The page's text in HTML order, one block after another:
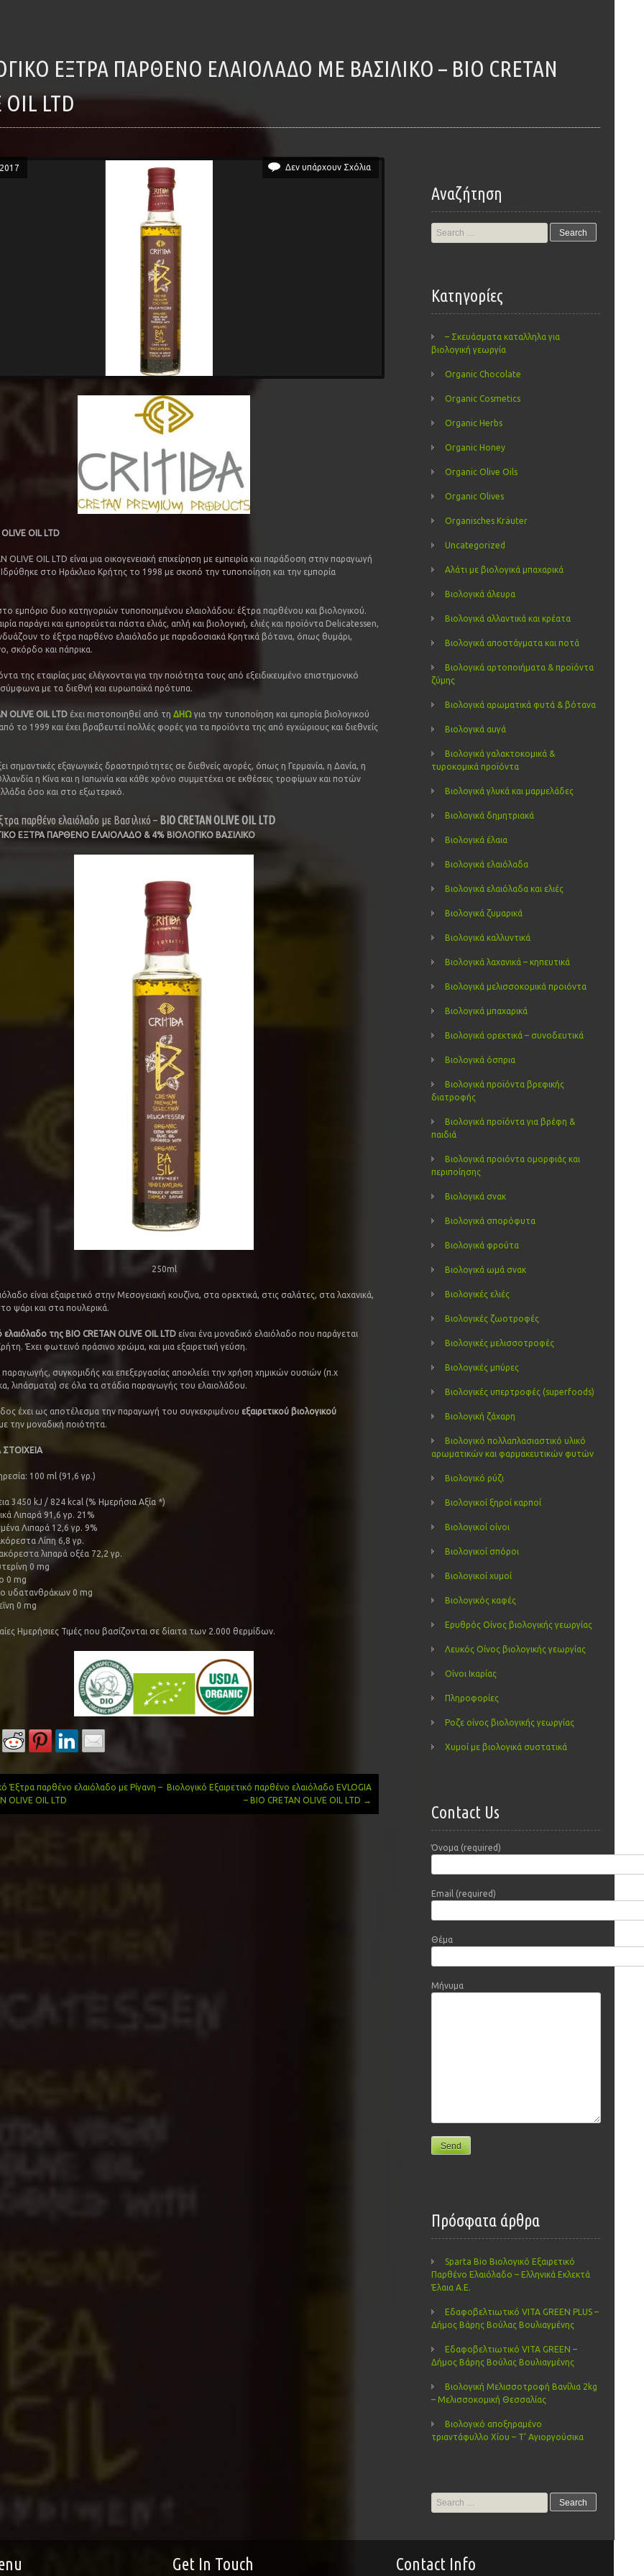
OIL LTD
Δεν υπάρχουν Σχόλια
OIL LTD
OLIVE OIL LTD είναι μια οικογενειακή επιχείρηση με εμπειρία και παράδοση στην παραγωγή
στο Ηράκλειο Κρήτης το 1998 με σκοπό την τυποποίηση και την εμπορία
στο εμπόριο δυο κατηγοριών τυποποιημένου ελαιολάδου: έξτρα παρθένου και βιολογικού.
παράγει και εμπορεύεται πάστα ελιάς, απλή και βιολογική, ελιές και προϊόντα Delicatessen,
το έξτρα παρθένο ελαιόλαδο με παραδοσιακά Κρητικά βότανα, όπως θυμάρι,
σκόρδο και πάπρικα.
της εταιρίας μας ελέγχονται για την ποιότητα τους από εξειδικευμένο επιστημονικό
με τα διεθνή και ευρωπαϊκά πρότυπα.
OLIVE OIL LTD έχει πιστοποιηθεί από τη ΔΗΩ για την τυποποίηση και εμπορία βιολογικού
το 1999 και έχει βραβευτεί πολλές φορές για τα προϊόντα της από εγχώριους και διεθνείς
σημαντικές εξαγωγικές δραστηριότητες σε διεθνείς αγορές, όπως η Γερμανία, η Δανία, η
η Κίνα και η Ιαπωνία και κάθε χρόνο συμμετέχει σε εκθέσεις τροφίμων και ποτών
όσο και στο εξωτερικό.
παρθένο ελαιόλαδο με Βασιλικό – BIO CRETAN OLIVEOIL LTD
ΕΞΤΡΑ ΠΑΡΘΕΝΟ ΕΛΑΙΟΛΑΔΟ & 4% ΒΙΟΛΟΓΙΚΟ ΒΑΣΙΛΙΚΟ
250ml
είναι εξαιρετικό στην Μεσογειακή κουζίνα, στα ορεκτικά, στις σαλάτες, στα λαχανικά,
ψάρι και στα πουλερικά.
ελαιόλαδο της BIO CRETAN OLIVE OIL LTD είναι ένα μοναδικό ελαιόλαδο που παράγεται
Έχει φωτεινό πράσινο χρώμα, και μια εξαιρετική γεύση.
παραγωγής, συγκομιδής και επεξεργασίας αποκλείει την χρήση χημικών ουσιών (π.χ
λιπάσματα) σε όλα τα στάδια παραγωγής του ελαιολάδου.
έχει ως αποτέλεσμα την παραγωγή του συγκεκριμένου εξαιρετικού βιολογικού
την μοναδική ποιότητα.
100 ml (91,6 γρ.)
3450 kJ / 824 kcal (% Ημερήσια Αξία *)
Λιπαρά 91,6 γρ. 21%
Λιπαρά 12,6 γρ. 9%
Λίπη 6,8 γρ.
λιπαρά οξέα 72,2 γρ.
0 mg
0 mg
υδατανθράκων 0 mg
0 mg
Ημερήσιες Τιμές που βασίζονται σε δίαιτα των 2.000 θερμίδων.
Έξτρα παρθένο ελαιόλαδο με Ρίγανη –
OLIVE OIL LTD
Βιολογικό Εξαιρετικό παρθένο ελαιόλαδο EVLOGIA
– BIO CRETAN OLIVE OIL LTD →
Αναζήτηση
Search
for:
Kατηγορίες
– Σκευάσματα καταλληλα για
βιολογική γεωργία
Organic Chocolate
Organic Cosmetics
Organic Herbs
Organic Honey
Organic Olive Oils
Organic Olives
Organisches Kräuter
Uncategorized
Αλάτι με βιολογικά μπαχαρικά
Βιολογικά άλευρα
Βιολογικά αλλαντικά και κρέατα
Βιολογικά αποστάγματα και ποτά
Βιολογικά αρτοποιήματα & προϊόντα
ζύμης
Βιολογικά αρωματικά φυτά & βότανα
Βιολογικά αυγά
Βιολογικά γαλακτοκομικά &
τυροκομικά προϊόντα
Βιολογικά γλυκά και μαρμελάδες
Βιολογικά δημητριακά
Βιολογικά έλαια
Βιολογικά ελαιόλαδα
Βιολογικά ελαιόλαδα και ελιές
Βιολογικά ζυμαρικά
Βιολογικά καλλυντικά
Βιολογικά λαχανικά – κηπευτικά
Βιολογικά μελισσοκομικά προιόντα
Βιολογικά μπαχαρικά
Βιολογικά ορεκτικά – συνοδευτικά
Βιολογικά όσπρια
Βιολογικά προϊόντα βρεφικής
διατροφής
Βιολογικά προϊόντα για βρέφη &
παιδιά
Βιολογικά προιόντα ομορφιάς και
περιποίησης
Βιολογικά σνακ
Βιολογικά σπορόφυτα
Βιολογικά φρούτα
Βιολογικά ωμά σνακ
Βιολογικές ελιές
Βιολογικές ζωοτροφές
Βιολογικές μελισσοτροφές
Βιολογικές μπύρες
Βιολογικές υπερτροφές (superfoods)
Βιολογική ζάχαρη
Βιολογικό πολλαπλασιαστικό υλικό
αρωματικών και φαρμακευτικών φυτών
Βιολογικό ρύζι
Βιολογικοί ξηροί καρποί
Βιολογικοί οίνοι
Βιολογικοί σπόροι
Βιολογικοί χυμοί
Βιολογικός καφές
Ερυθρός Οίνος βιολογικής γεωργίας
Λευκός Οίνος βιολογικής γεωργίας
Οίνοι Ικαρίας
Πληροφορίες
Ροζε οίνος βιολογικής γεωργίας
Χυμοί με βιολογικά συστατικά
Contact Us
Όνομα (required)
Email (required)
Θέμα
Μήνυμα
Πρόσφατα άρθρα
Sparta Bio Βιολογικό Εξαιρετικό
Παρθένο Ελαιόλαδο – Ελληνικά Εκλεκτά
Έλαια Α.Ε.
Εδαφοβελτιωτικό VITA GREEN PLUS –
Δήμος Βάρης Βούλας Βουλιαγμένης
Εδαφοβελτιωτικό VITA GREEN –
Δήμος Βάρης Βούλας Βουλιαγμένης
Βιολογική Μελισσοτροφή Βανίλια 2kg
– Μελισσοκομική Θεσσαλίας
Βιολογικό αποξηραμένο
τριαντάφυλλο Χίου – Τ’ Αγιοργούσικα
Search
for:
Get In Touch Contact Info